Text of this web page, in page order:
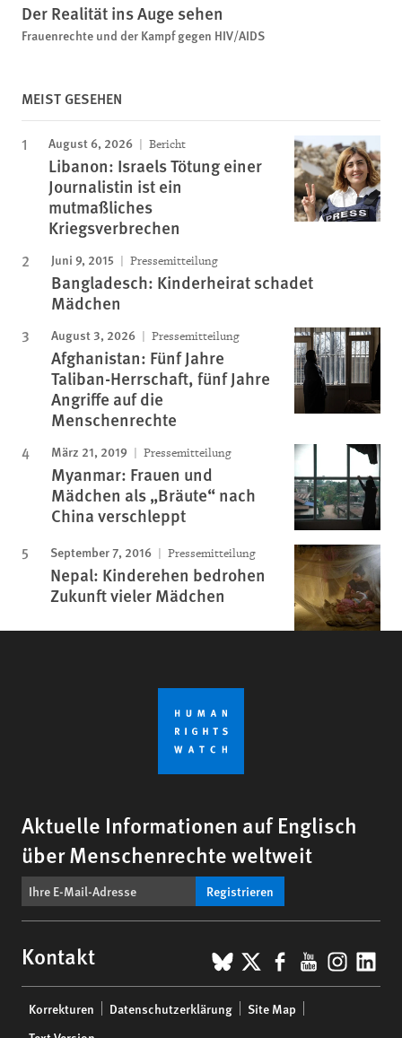
Der Realität ins Auge sehen
Frauenrechte und der Kampf gegen HIV/AIDS
MEIST GESEHEN
August 6, 2026 Bericht
Libanon: Israels Tötung einer
Journalistin ist ein
mutmaßliches
Kriegsverbrechen
Juni 9, 2015 Pressemitteilung
Bangladesch: Kinderheirat schadet
Mädchen
August 3, 2026 Pressemitteilung
Afghanistan: Fünf Jahre
Taliban-Herrschaft, fünf Jahre
Angriffe auf die
Menschenrechte
März 21, 2019 Pressemitteilung
Myanmar: Frauen und
Mädchen als „Bräute“ nach
China verschleppt
September 7, 2016 Pressemitteilung
Nepal: Kinderehen bedrohen
Zukunft vieler Mädchen
Aktuelle Informationen auf Englisch
über Menschenrechte weltweit
Registrieren
Kontakt BlueSky
X Facebook
YouTube
menu
Korrekturen Datenschutzerklärung
Site Map